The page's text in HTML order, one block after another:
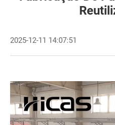
2025-12-11 14:07:51